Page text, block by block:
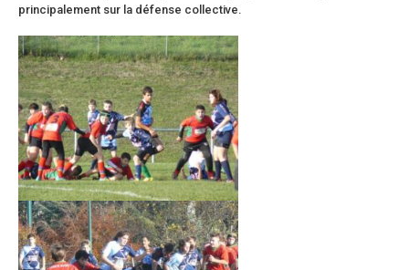
principalement sur la défense collective.